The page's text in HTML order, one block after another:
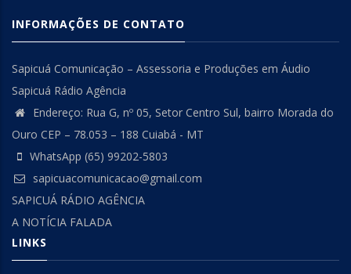
INFORMAÇÕES DE CONTATO
Sapicuá Comunicação – Assessoria e Produções em Áudio
Sapicuá Rádio Agência
Endereço: Rua G, nº 05, Setor Centro Sul, bairro Morada do
Ouro CEP – 78.053 – 188 Cuiabá - MT
WhatsApp (65) 99202-5803
sapicuacomunicacao@gmail.com
SAPICUÁ RÁDIO AGÊNCIA
A NOTÍCIA FALADA
LINKS